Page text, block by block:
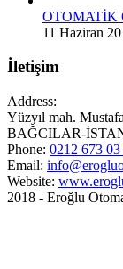
OTOMATİK
11 Haziran
İletişim
Address:
Yüzyıl mah.
BAĞCILAR-
Phone: 0212 673 03
Email:
Website:
2018 - Eroğlu